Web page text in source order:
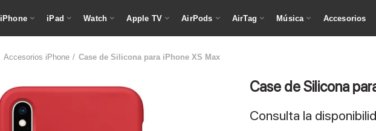
iPhone iPad Watch Apple TV AirPods AirTag Música Accesorios
Accesorios iPhone Case de Silicona para iPhone XS Max
Case de Silicona
Consulta la